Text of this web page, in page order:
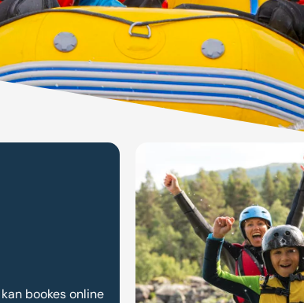
bookes online